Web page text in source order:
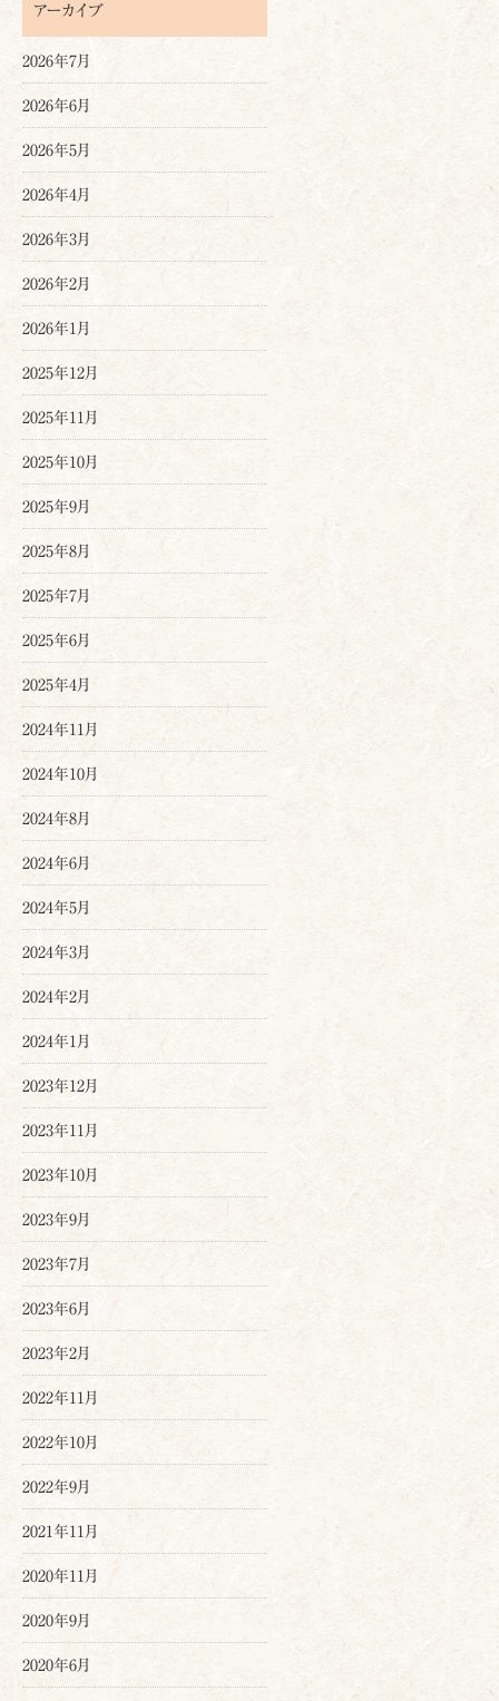
アーカイブ
2026年7月
2026年6月
2026年5月
2026年4月
2026年3月
2026年2月
2026年1月
2025年12月
2025年11月
2025年10月
2025年9月
2025年8月
2025年7月
2025年6月
2025年4月
2024年11月
2024年10月
2024年8月
2024年6月
2024年5月
2024年3月
2024年2月
2024年1月
2023年12月
2023年11月
2023年10月
2023年9月
2023年7月
2023年6月
2023年2月
2022年11月
2022年10月
2022年9月
2021年11月
2020年11月
2020年9月
2020年6月